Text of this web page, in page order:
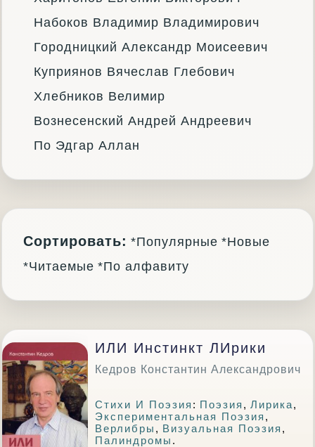
Набоков Владимир Владимирович
Городницкий Александр Моисеевич
Куприянов Вячеслав Глебович
Хлебников Велимир
Вознесенский Андрей Андреевич
По Эдгар Аллан
Сортировать: *Популярные *Новые
*Читаемые *По алфавиту
ИЛИ Инстинкт ЛИрики
Кедров Константин Александрович
Стихи И Поэзия : Поэзия ,Лирика,
Экспериментальная Поэзия ,
Верлибры , Визуальная Поэзия ,
Палиндромы .